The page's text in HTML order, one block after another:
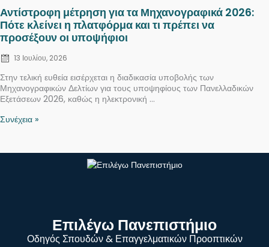
Αντίστροφη μέτρηση για τα Μηχανογραφικά 2026:
Πότε κλείνει η πλατφόρμα και τι πρέπει να
προσέξουν οι υποψήφιοι
Posted
on
13 Ιουλίου, 2026
Στην τελική ευθεία εισέρχεται η διαδικασία υποβολής των
Μηχανογραφικών Δελτίων για τους υποψηφίους των Πανελλαδικών
Εξετάσεων 2026, καθώς η ηλεκτρονική ...
Συνέχεια »
Επιλέγω Πανεπιστήμιο
Οδηγός Σπουδών & Επαγγελματικών Προοπτικών